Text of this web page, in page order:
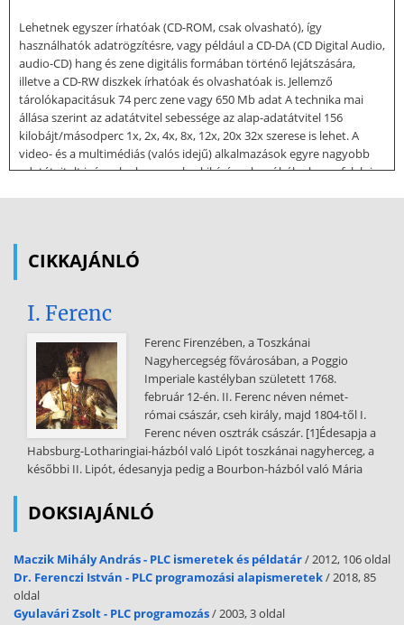
Lehetnek egyszer írhatóak (CD-ROM, csak olvasható), így
használhatók adatrögzítésre, vagy például a CD-DA (CD Digital Audio,
audio-CD) hang és zene digitális formában történő lejátszására,
illetve a CD-RW diszkek írhatóak és olvashatóak is. Jellemző
tárolókapacitásuk 74 perc zene vagy 650 Mb adat A technika mai
állása szerint az adatátvitel sebessége az alap-adatátvitel 156
kilobájt/másodperc 1x, 2x, 4x, 8x, 12x, 20x 32x szerese is lehet. A
video- és a multimédiás (valós idejű) alkalmazások egyre nagyobb
adatátvitelt igényelnek, s ennek a kihívásnak próbálnak megfelelni a
egységen levő fájlok, adatok, programok közvetlenül elérhetőek,
szalagra mentett információk általában a továbbiakban a szalagról
után. Tárolási kapacitásuk jellemzően 10 Mb-tól 10 Gb-ig terjedhet
Általában nagygépes rendszerekben (bank, informatikai cég,
társadalombiztosítás, közigazgatás, stb.) napi rendszeres biztonsági
mentésre használatosak. Információtárolásra és
csatolóegységekként is használhatóak továbbá az ún. PCMCIA
(Personal Computer Memory Card International Association)
kártyák, melyek mérete a bankkártyákéhoz mérhető. Vagy beépített
funkciókkal rendelkeznek, vagy illesztőként szolgálnak más, külső
fordulnak elő, mint szükségképpen kisméretű kiegészítő
használatosak Smart card-nak nevezzük az olcsó,
információtárolásra használt, kisméretű, a PCMCIA kártyákkal
CIKKAJÁNLÓ
I. Ferenc
Ferenc Firenzében, a Toszkánai
Nagyhercegség fővárosában, a Poggio
Imperiale kastélyban született 1768.
február 12-én. II. Ferenc néven német-
római császár, cseh király, majd 1804-től I.
Ferenc néven osztrák császár. [1]Édesapja a
Habsburg-Lotharingiai-házból való Lipót toszkánai nagyherceg, a
későbbi II. Lipót, édesanyja pedig a Bourbon-házból való Mária
DOKSIAJÁNLÓ
Maczik Mihály András - PLC ismeretek és példatár/ 2012, 106 oldal
Dr. Ferenczi István - PLC programozási alapismeretek/ 2018, 85
oldal
Gyulavári Zsolt - PLC programozás/ 2003, 3 oldal